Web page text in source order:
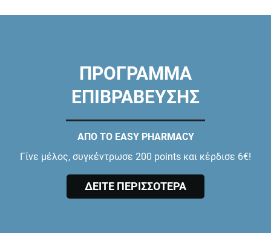
ΠΡΟΓΡΑΜΜΑ
ΕΠΙΒΡΑΒΕΥΣΗΣ
ΑΠΟ ΤΟ EASY PHARMACY
Γίνε μέλος, συγκέντρωσε 200 points και κέρδισε 6€!
ΔΕΙΤΕ ΠΕΡΙΣΣΟΤΕΡΑ